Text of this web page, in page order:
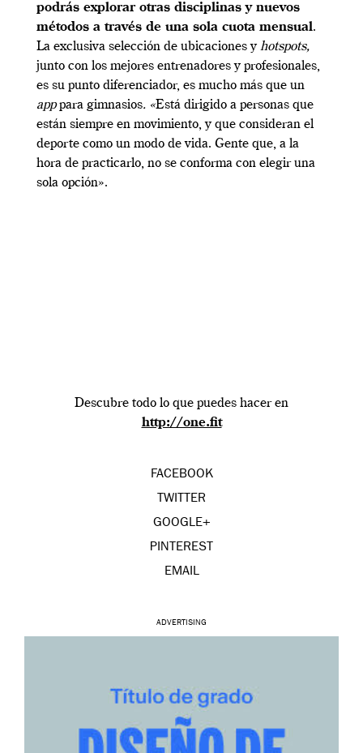
podrás explorar otras disciplinas y nuevos
métodos a través de una sola cuota mensual.
La exclusiva selección de ubicaciones yhotspots,
junto con los mejores entrenadores y profesionales,
es su punto diferenciador, es mucho más que un
apppara gimnasios. «Está dirigido a personas que
están siempre en movimiento, y que consideran el
deporte como un modo de vida. Gente que, a la
hora de practicarlo, no se conforma con elegir una
sola opción».
Descubre todo lo que puedes hacer en
http://one.fit
FACEBOOK
TWITTER
GOOGLE+
PINTEREST
EMAIL
ADVERTISING